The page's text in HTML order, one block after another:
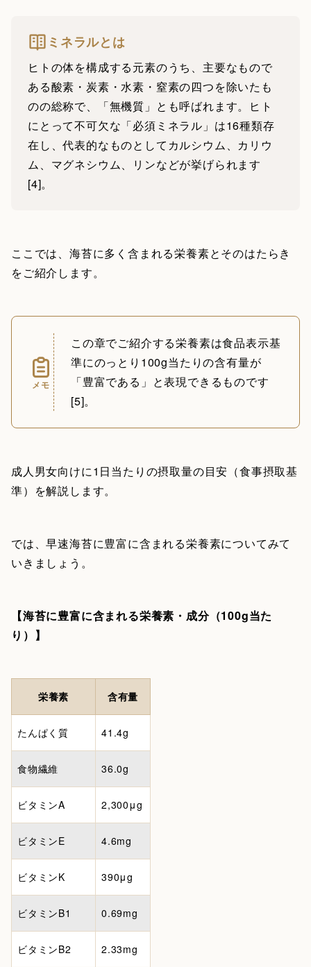
ミネラルとは
ヒトの体を構成する元素のうち、主要なもので
ある酸素・炭素・水素・窒素の四つを除いたも
のの総称で、「無機質」とも呼ばれます。ヒト
にとって不可欠な「必須ミネラル」は16種類存
在し、代表的なものとしてカルシウム、カリウ
ム、マグネシウム、リンなどが挙げられます
[4]。
ここでは、海苔に多く含まれる栄養素とそのはたらき
をご紹介します。
メモ
この章でご紹介する栄養素は食品表示基
準にのっとり100g当たりの含有量が
「豊富である」と表現できるものです
[5]。
成人男女向けに1日当たりの摂取量の目安（食事摂取基
準）を解説します。
では、早速海苔に豊富に含まれる栄養素についてみて
いきましょう。
【海苔に豊富に含まれる栄養素・成分（100g当た
り）】
栄養素 含有量
たんぱく質 41.4g
食物繊維 36.0g
ビタミンA 2,300μg
ビタミンE 4.6mg
ビタミンK 390μg
ビタミンB1 0.69mg
ビタミンB2 2.33mg